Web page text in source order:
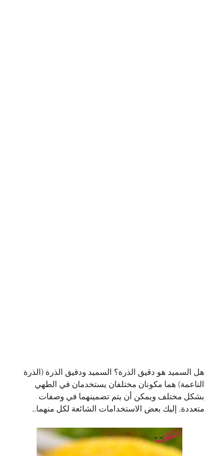
هل السميد هو دقيق الذرة؟ السميد ودقيق الذرة (الذرة
الناعمة) هما مكونان مختلفان يستخدمان في الطهي
بشكل مختلف ويمكن أن يتم تضمينهما في وصفات
متعددة. إليك بعض الاستخدامات الشائعة لكل منهما..